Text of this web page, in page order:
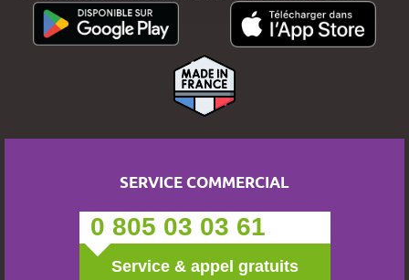
SERVICE COMMERCIAL
0 805 03 03 61
Service & appel gratuits